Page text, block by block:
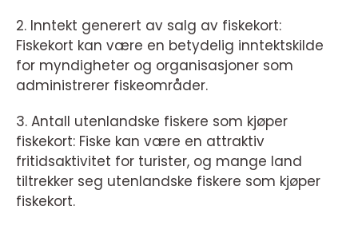
2. Inntekt generert av salg av fiskekort:
Fiskekort kan være en betydelig inntektskilde
for myndigheter og organisasjoner som
administrerer fiskeområder.
3. Antall utenlandske fiskere som kjøper
fiskekort: Fiske kan være en attraktiv
fritidsaktivitet for turister, og mange land
tiltrekker seg utenlandske fiskere som kjøper
fiskekort.